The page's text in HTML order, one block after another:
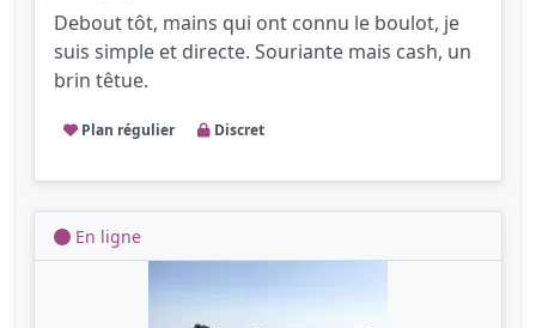
Debout tôt, mains qui ont connu le boulot, je
suis simple et directe. Souriante mais cash, un
brin têtue.
Plan régulier Discret
En ligne